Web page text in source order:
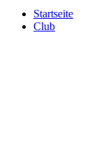
Startseite
Club